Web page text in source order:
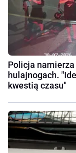
Policja namierza
hulajnogach.
kwestią czasu"